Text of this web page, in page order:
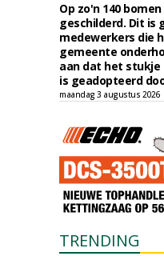
Op zo'n 140
geschilderd. Dit is
medewerkers die
gemeente
aan dat het stukje
is geadopteerd
maandag 3 augustus 2026
TRENDING